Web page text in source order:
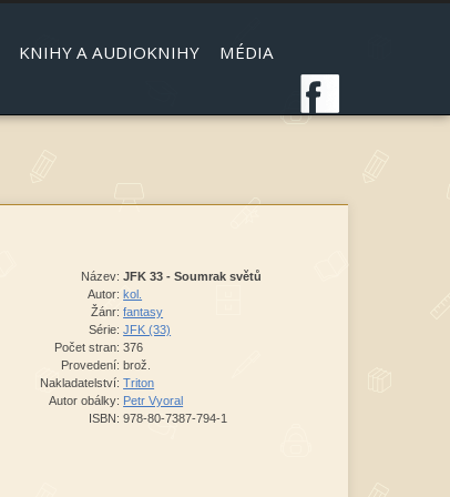
KNIHY A AUDIOKNIHY MÉDIA
Název: JFK 33 - Soumrak světů
Autor: kol.
Žánr: fantasy
Série: JFK (33)
Počet stran: 376
Provedení: brož.
Nakladatelství: Triton
Autor obálky: Petr Vyoral
ISBN: 978-80-7387-794-1